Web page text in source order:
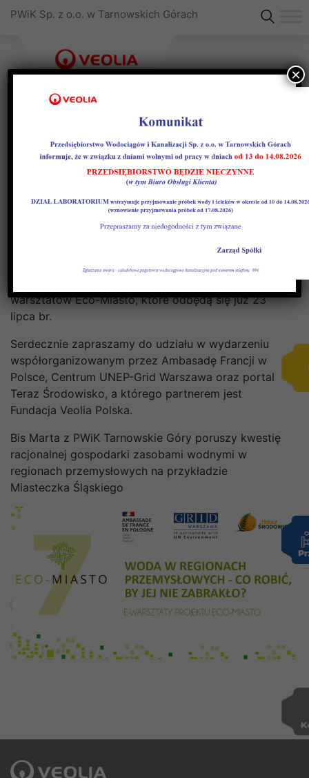
PWiK Sp. z o.o. w Tarnowskich Górach
ECO-MIASTO warsztaty
regionalne
W jaki sposób rozsądnie gospodarować wodą,
szczególnie w obszarach przemysłowych i jak
technologia może nas w tym wspierać – o tym
warsztatów Eco-Miasto, które odbędą się już 23
lipca br.
Serdecznie zapraszamy do udziału w wydarzeniu
współorganizowanym przez Ambasadę Francji w
Polsce, Centrum UNEP-Grid Warszawa oraz portal
Teraz Środowisko, a którego partnerem jest
Fundacja Veolia Polska.
Bis Marta z PWiK Tarnowskie Góry poruszy kwestię
racjonalnej gospodarki zasobami wodnymi w
regionach przemysłowych na przykładzie
Miasteczka Śląskiego
×